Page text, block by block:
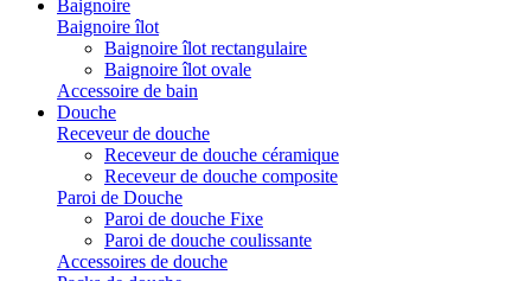
Baignoire
Baignoire îlot
Baignoire îlot rectangulaire
Baignoire îlot ovale
Accessoire de bain
Douche
Receveur de douche
Receveur de douche céramique
Receveur de douche composite
Paroi de Douche
Paroi de douche Fixe
Paroi de douche coulissante
Accessoires de douche